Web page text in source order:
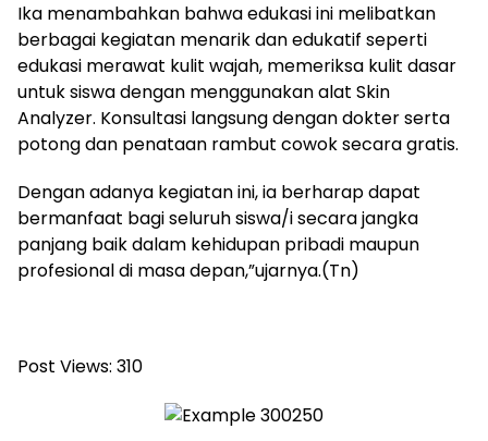
Ika menambahkan bahwa edukasi ini melibatkan
berbagai kegiatan menarik dan edukatif seperti
edukasi merawat kulit wajah, memeriksa kulit dasar
untuk siswa dengan menggunakan alat Skin
Analyzer. Konsultasi langsung dengan dokter serta
potong dan penataan rambut cowok secara gratis.
Dengan adanya kegiatan ini, ia berharap dapat
bermanfaat bagi seluruh siswa/i secara jangka
panjang baik dalam kehidupan pribadi maupun
profesional di masa depan,”ujarnya.(Tn)
Post Views: 310